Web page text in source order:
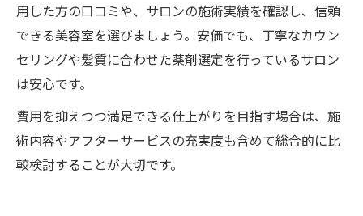
用した方の口コミや、サロンの施術実績を確認し、信頼
できる美容室を選びましょう。安価でも、丁寧なカウン
セリングや髪質に合わせた薬剤選定を行っているサロン
は安心です。
費用を抑えつつ満足できる仕上がりを目指す場合は、施
術内容やアフターサービスの充実度も含めて総合的に比
較検討することが大切です。